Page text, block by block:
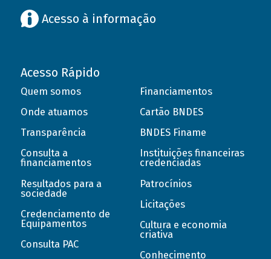
Acesso à informação
Acesso Rápido
Quem somos
Onde atuamos
Transparência
Consulta a
financiamentos
Resultados para a
sociedade
Credenciamento de
Equipamentos
Consulta PAC
Financiamentos
Cartão BNDES
BNDES Finame
Instituições financeiras
credenciadas
Patrocínios
Licitações
Cultura e economia
criativa
Conhecimento